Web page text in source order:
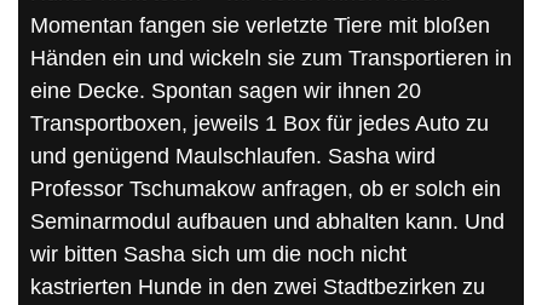
Momentan fangen sie verletzte Tiere mit bloßen
Händen ein und wickeln sie zum Transportieren in
eine Decke. Spontan sagen wir ihnen 20
Transportboxen, jeweils 1 Box für jedes Auto zu
und genügend Maulschlaufen. Sasha wird
Professor Tschumakow anfragen, ob er solch ein
Seminarmodul aufbauen und abhalten kann. Und
wir bitten Sasha sich um die noch nicht
kastrierten Hunde in den zwei Stadtbezirken zu